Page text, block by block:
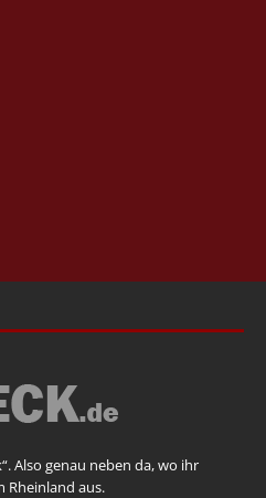
Also genau neben da, wo ihr
aus.